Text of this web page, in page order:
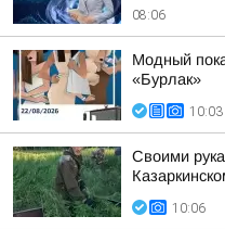
08:06
Модный
«Бурлак»
10:03
Своими
10:06